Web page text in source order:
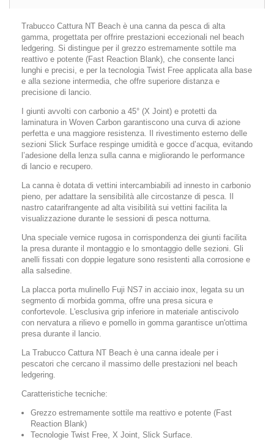
Trabucco Cattura NT Beach è una canna da pesca di alta
gamma, progettata per offrire prestazioni eccezionali nel beach
ledgering. Si distingue per il grezzo estremamente sottile ma
reattivo e potente (Fast Reaction Blank), che consente lanci
lunghi e precisi, e per la tecnologia Twist Free applicata alla base
e alla sezione intermedia, che offre superiore distanza e
precisione di lancio.
I giunti avvolti con carbonio a 45° (X Joint) e protetti da
laminatura in Woven Carbon garantiscono una curva di azione
perfetta e una maggiore resistenza. Il rivestimento esterno delle
sezioni Slick Surface respinge umidità e gocce d’acqua, evitando
l’adesione della lenza sulla canna e migliorando le performance
di lancio e recupero.
La canna è dotata di vettini intercambiabili ad innesto in carbonio
pieno, per adattare la sensibilità alle circostanze di pesca. Il
nastro catarifrangente ad alta visibilità sui vettini facilita la
visualizzazione durante le sessioni di pesca notturna.
Una speciale vernice rugosa in corrispondenza dei giunti facilita
la presa durante il montaggio e lo smontaggio delle sezioni. Gli
anelli fissati con doppie legature sono resistenti alla corrosione e
alla salsedine.
La placca porta mulinello Fuji NS7 in acciaio inox, legata su un
segmento di morbida gomma, offre una presa sicura e
confortevole. L'esclusiva grip inferiore in materiale antiscivolo
con nervatura a rilievo e pomello in gomma garantisce un'ottima
presa durante il lancio.
La Trabucco Cattura NT Beach è una canna ideale per i
pescatori che cercano il massimo delle prestazioni nel beach
ledgering.
Caratteristiche tecniche:
Grezzo estremamente sottile ma reattivo e potente (Fast
Reaction Blank)
Tecnologie Twist Free, X Joint, Slick Surface.